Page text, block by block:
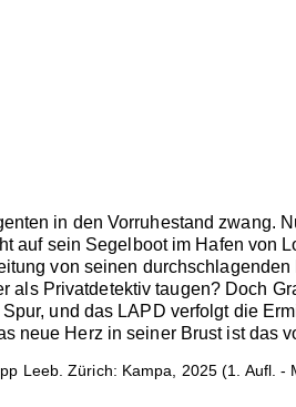
in den Vorruhestand zwang.
auf sein Segelboot im Hafen von
von seinen
als Privatdetektiv taugen? Doch
und das LAPD verfolgt die
neue Herz in seiner Brust ist das
Leeb. Zürich: Kampa, 2025 (1. Aufl. -